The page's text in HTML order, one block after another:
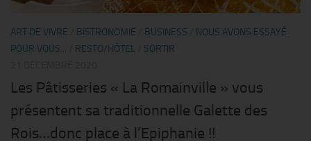
ART DE VIVRE BISTRONOMIE BUSINESS
NOUS AVONS ESSAYÉ
POUR VOUS...
RESTO/HÔTEL
SORTIR
Les Pâtisseries « La Romainville » vous
présentent sa traditionnelle Galette des
Rois…donc place à l’Epiphanie !!